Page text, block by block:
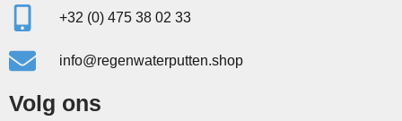
+32 (0) 475 38 02 33
info@regenwaterputten.shop
Volg ons